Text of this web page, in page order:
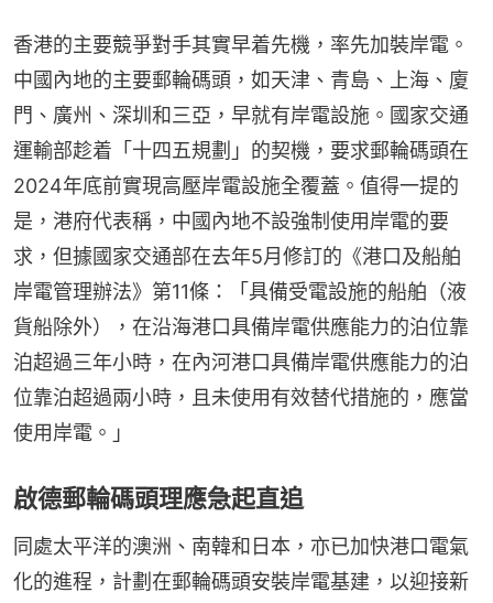
香港的主要競爭對手其實早着先機，率先加裝岸電。
中國內地的主要郵輪碼頭，如天津、青島、上海、廈
門、廣州、深圳和三亞，早就有岸電設施。國家交通
運輸部趁着「十四五規劃」的契機，要求郵輪碼頭在
2024年底前實現高壓岸電設施全覆蓋。值得一提的
是，港府代表稱，中國內地不設強制使用岸電的要
求，但據國家交通部在去年5月修訂的《港口及船舶
岸電管理辦法》第11條：「具備受電設施的船舶（液
貨船除外），在沿海港口具備岸電供應能力的泊位靠
泊超過三年小時，在內河港口具備岸電供應能力的泊
位靠泊超過兩小時，且未使用有效替代措施的，應當
使用岸電。」
啟德郵輪碼頭理應急起直追
同處太平洋的澳洲、南韓和日本，亦已加快港口電氣
化的進程，計劃在郵輪碼頭安裝岸電基建，以迎接新